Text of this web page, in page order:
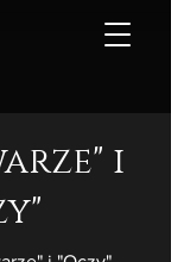
i